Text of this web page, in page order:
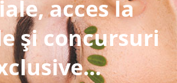
acces la
și concursuri